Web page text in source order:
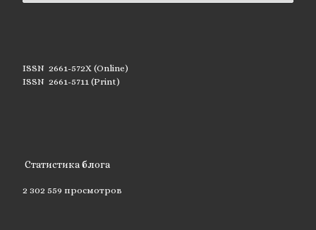
ISSN 2661-572X (Online)
ISSN 2661-5711 (Print)
Статистика блога
2 302 559 просмотров